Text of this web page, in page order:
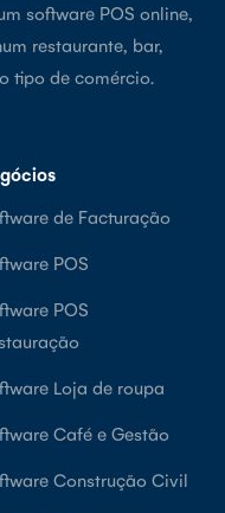
software POS online,
restaurante, bar,
tipo de comércio.
de Facturação
POS
POS
Loja de roupa
Café e Gestão
Construção Civil